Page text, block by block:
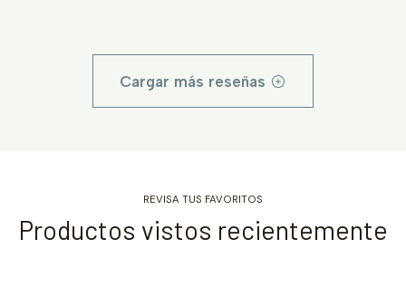
Cargar más reseñas
REVISA TUS FAVORITOS
Productos vistos recientemente